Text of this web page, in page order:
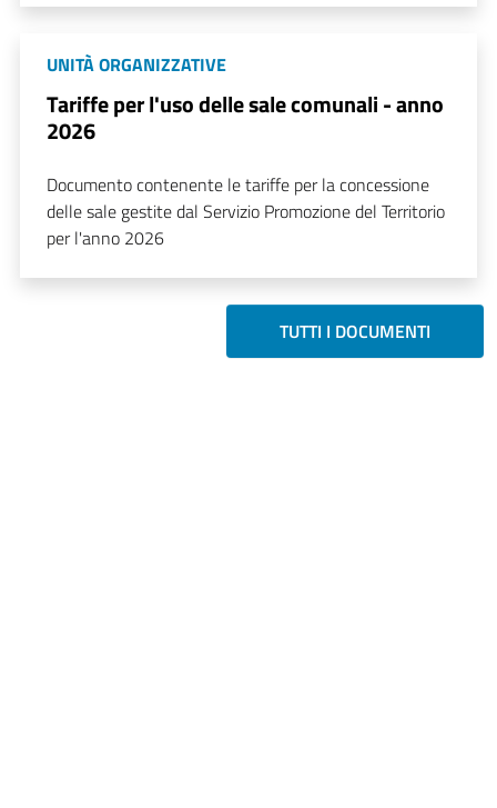
UNITÀ ORGANIZZATIVE
Tariffe per l'uso delle sale comunali - anno
2026
Documento contenente le tariffe per la concessione
delle sale gestite dal Servizio Promozione del Territorio
per l'anno 2026
TUTTI I DOCUMENTI